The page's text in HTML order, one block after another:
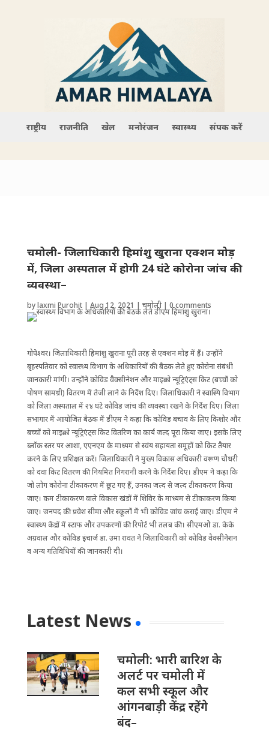
राष्ट्रीय राजनीति खेल मनोरंजन स्वास्थ्य संपर्क करें
चमोली- जिलाधिकारी हिमांशु खुराना एक्शन मोड़
में, जिला अस्पताल में होगी 24 घंटे कोरोना जांच की
व्यवस्था–
bylaxmi Purohit| Aug 12, 2021 | चमोली| 0 comments
गोपेश्वर। जिलाधिकारी हिमांशु खुराना पूरी तरह से एक्शन मोड़ में हैं। उन्होंने
बृहस्पतिवार को ‌स्वास्थ्य विभाग के अधिकारियों की बैठक लेते हुए कोरोना संबंधी
जानकारी मांगी। उन्होंने कोविड वैक्सीनेशन और माइक्रो न्यूट्रिएंट्स किट (बच्चों को
पोषण सामग्री) वितरण में तेजी लाने के निर्देश दिए। जिलाधिकारी ने स्वास्यि विभाग
को जिला अस्पताल में २४ घंटे कोविड जांच की व्यवस्था रखने के निर्देश दिए। जिला
सभागार में आयोजित बैठक में डीएम ने कहा कि कोविड बचाव के लिए किशोर और
बच्चों को माइक्रो न्यूट्रिएंट्स किट वितरिण का कार्य जल्द पूरा किया जाए। इसके लिए
ब्लॉक स्तर पर आशा, एएनएम के माध्यम से स्वंय सहायता समूहों को किट तैयार
करने के लिए प्रशिक्षत करें। जिलाधिकारी ने मुख्य विकास अधिकारी वरूण चौधरी
को दवा किट वितरण की नियमित निगरानी करने के निर्देश दिए। डीएम ने कहा कि
जो लोग कोरोना टीकाकरण में छूट गए हैं, उनका जल्द से जल्द टीकाकरण किया
जाए। कम टीकाकरण वाले विकास खंडों में शिविर के माध्यम से टीकाकरण किया
जाए। जनपद की प्रवेश सीमा और स्कूलों में भी कोविड जांच कराई जाए। डीएम ने
स्वास्थ्य केंद्रों में स्टाफ और उपकरणों की रिपोर्ट भी तलब की। सीएमओ डा. केके
अग्रवाल और कोविड इंचार्ज डा. उमा रावत ने जिलाधिकारी को कोविड वैक्सीनेशन
व अन्य गतिविधियों की जानकारी दी।
Latest News
चमोली: भारी बारिश के
अलर्ट पर चमोली में
कल सभी स्कूल और
आंगनबाड़ी केंद्र रहेंगे
बंद–